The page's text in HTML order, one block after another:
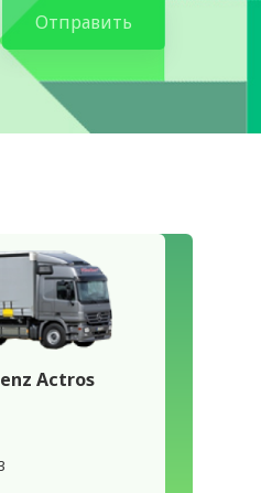
Отправить
Actros